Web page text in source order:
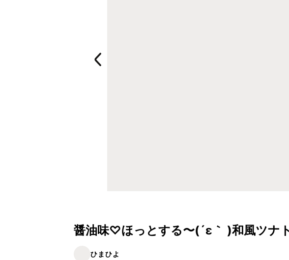
醤油味♡ほっとする〜(´ε｀ )和風ツナ
ひまひよ